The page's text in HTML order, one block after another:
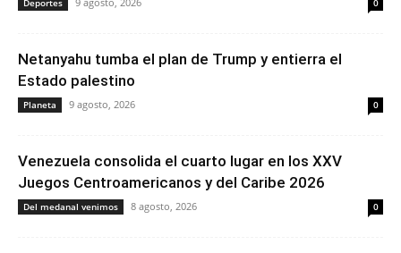
Deportes 0
Netanyahu tumba el plan de Trump y entierra el
Estado palestino
Planeta 9 agosto, 2026 0
Venezuela consolida el cuarto lugar en los XXV
Juegos Centroamericanos y del Caribe 2026
Del medanal venimos 8 agosto, 2026 0